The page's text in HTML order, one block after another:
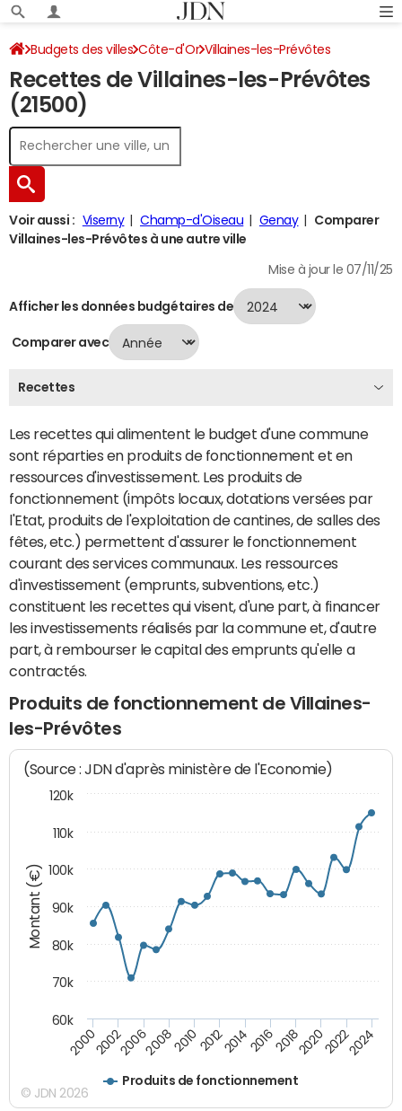
Budgets des villes Côte-d'Or Villaines-les-Prévôtes
Recettes 2024
Recettes de Villaines-les-Prévôtes
(21500)
Voir aussi : Viserny Champ-d'Oiseau Genay
Comparer
Villaines-les-Prévôtes à une autre ville
Mise à jour le 07/11/25
Afficher les données budgétaires de
Comparer avec
Recettes
Les recettes qui alimentent le budget d'une commune
sont réparties en produits de fonctionnement et en
ressources d'investissement. Les produits de
fonctionnement (impôts locaux, dotations versées par
l'Etat, produits de l'exploitation de cantines, de salles des
fêtes, etc.) permettent d'assurer le fonctionnement
courant des services communaux. Les ressources
d'investissement (emprunts, subventions, etc.)
constituent les recettes qui visent, d'une part, à financer
les investissements réalisés par la commune et, d'autre
part, à rembourser le capital des emprunts qu'elle a
contractés.
Produits de fonctionnement de Villaines-
les-Prévôtes
Montant (€)
(Source : JDN d'après ministère de l'Economie)
Produits de fonctionnement
200020022006200820102012201420162018202020222024
60k
70k
80k
90k
100k
110k
120k
© JDN 2026